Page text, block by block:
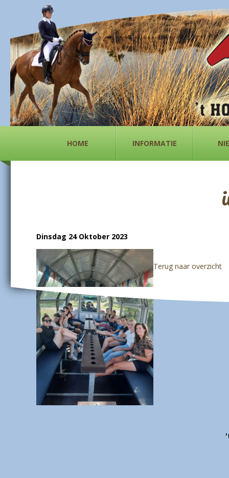
HOME INFORMATIE
Dinsdag 24 Oktober 2023
Terug naar overzicht